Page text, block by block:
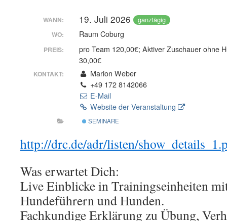
WANN: 19. Juli 2026 ganztägig
WO: Raum Coburg
PREIS:
pro Team 120,00€; Aktiver Zuschauer ohne
30,00€
KONTAKT:
Marion Weber
+49 172 8142066
E-Mail
Website der Veranstaltung
SEMINARE
http://drc.de/adr/listen/
Was erwartet Dich:
Live Einblicke in Trainingseinheiten
Hundeführern und Hunden.
Fachkundige Erklärung zu Übung,